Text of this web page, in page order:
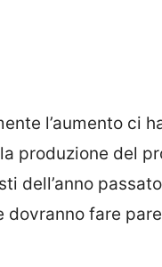
l’aumento ci
produzione del
dell’anno
dovranno fare